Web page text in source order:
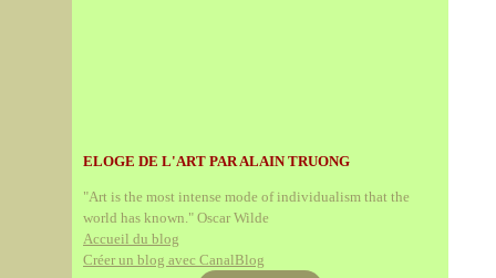
ELOGE DE L'ART PAR ALAIN TRUONG
"Art is the most intense mode of individualism that the
world has known." Oscar Wilde
Accueil du blog
Créer un blog avec CanalBlog